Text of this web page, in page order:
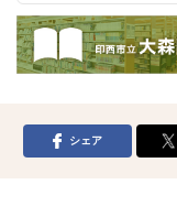
シェア